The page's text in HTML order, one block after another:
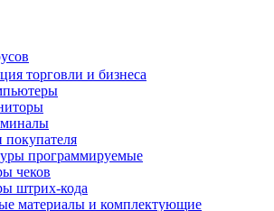
торговли и бизнеса
покупателя
программируемые
чеков
штрих-кода
материалы и комплектующие